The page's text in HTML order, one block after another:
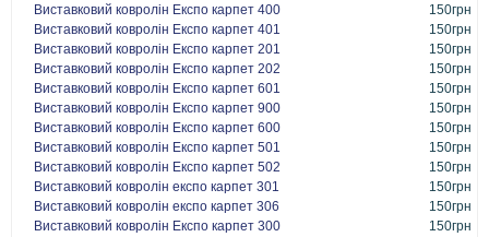
Виставковий ковролін Експо карпет 400
150грн
Виставковий ковролін Експо карпет 401
150грн
Виставковий ковролін Експо карпет 201
150грн
Виставковий ковролін Експо карпет 202
150грн
Виставковий ковролін Експо карпет 601
150грн
Виставковий ковролін Експо карпет 900
150грн
Виставковий ковролін Експо карпет 600
150грн
Виставковий ковролін Експо карпет 501
150грн
Виставковий ковролін Експо карпет 502
150грн
Виставковий ковролін експо карпет 301
150грн
Виставковий ковролін експо карпет 306
150грн
Виставковий ковролін Експо карпет 300
150грн